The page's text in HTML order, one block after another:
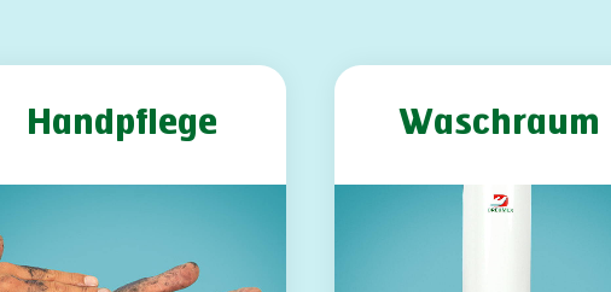
Handpflege Waschraum